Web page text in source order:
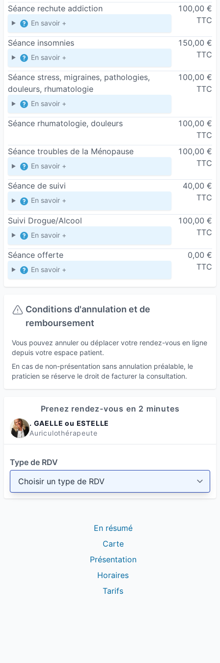
Séance rechute addiction
En savoir +
100,00 €
TTC
Séance insomnies
En savoir +
150,00 €
TTC
Séance stress, migraines, pathologies,
douleurs, rhumatologie
En savoir +
100,00 €
TTC
Séance rhumatologie, douleurs
100,00 €
TTC
Séance troubles de la Ménopause
En savoir +
100,00 €
TTC
Séance de suivi
En savoir +
40,00 €
TTC
Suivi Drogue/Alcool
En savoir +
100,00 €
TTC
Séance offerte
En savoir +
0,00 €
TTC
Conditions d'annulation et de
remboursement
Vous pouvez annuler ou déplacer votre rendez-vous en ligne
depuis votre espace patient.
En cas de non-présentation sans annulation préalable, le
praticien se réserve le droit de facturer la consultation.
Prenez rendez-vous en 2 minutes
. GAELLE ou ESTELLE
Auriculothérapeute
Type de RDV
En résumé
Carte
Présentation
Horaires
Tarifs